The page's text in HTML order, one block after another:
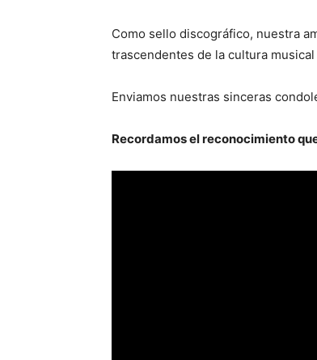
Como sello discográfico, nuestra
trascendentes de la cultura
Enviamos nuestras sinceras
Recordamos el reconocimiento